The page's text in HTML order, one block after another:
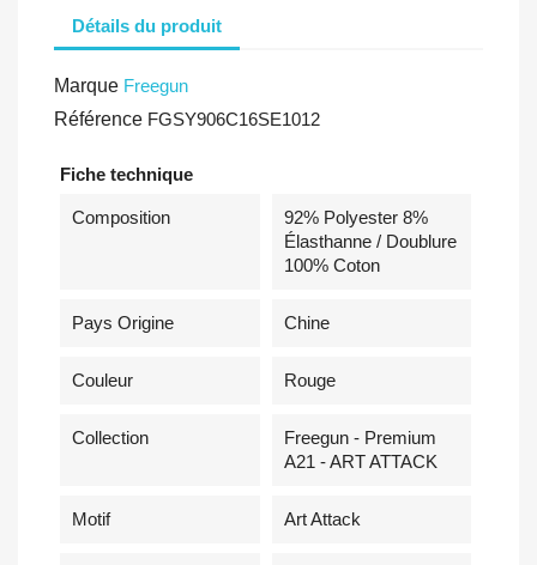
Détails du produit
Marque Freegun
Référence FGSY906C16SE1012
Fiche technique
Composition
92% Polyester 8%
Élasthanne / Doublure
100% Coton
Pays Origine Chine
Couleur Rouge
Collection
Freegun - Premium
A21 - ART ATTACK
Motif Art Attack